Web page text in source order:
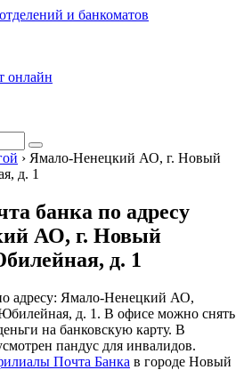
онлайн
› Ямало-Ненецкий АО, г. Новый
д. 1
банка по адресу
АО, г. Новый
д. 1
адресу: Ямало-Ненецкий АО,
д. 1. В офисе можно снять
на банковскую карту. В
пандус для инвалидов.
Почта Банка в городе Новый